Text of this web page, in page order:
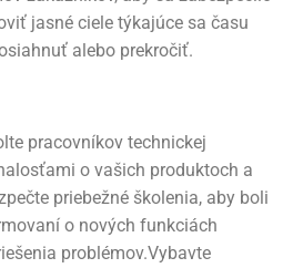
jasné ciele týkajúce sa času
alebo prekročiť.
pracovníkov technickej
o vašich produktoch a
priebežné školenia, aby boli
o nových funkciách
problémov.Vybavte